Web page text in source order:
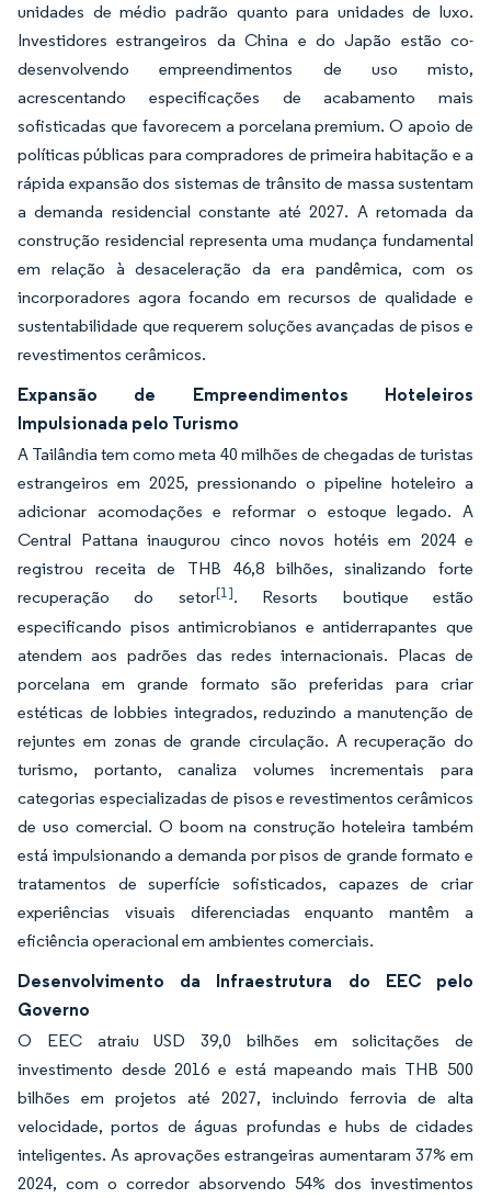
unidades de médio padrão quanto para unidades de luxo.
Investidores estrangeiros da China e do Japão estão co-
desenvolvendo empreendimentos de uso misto,
acrescentando especificações de acabamento mais
sofisticadas que favorecem a porcelana premium. O apoio de
políticas públicas para compradores de primeira habitação e a
rápida expansão dos sistemas de trânsito de massa sustentam
a demanda residencial constante até 2027. A retomada da
construção residencial representa uma mudança fundamental
em relação à desaceleração da era pandêmica, com os
incorporadores agora focando em recursos de qualidade e
sustentabilidade que requerem soluções avançadas de pisos e
revestimentos cerâmicos.
Expansão de Empreendimentos Hoteleiros
Impulsionada pelo Turismo
A Tailândia tem como meta 40 milhões de chegadas de turistas
estrangeiros em 2025, pressionando o pipeline hoteleiro a
adicionar acomodações e reformar o estoque legado. A
Central Pattana inaugurou cinco novos hotéis em 2024 e
registrou receita de THB 46,8 bilhões, sinalizando forte
recuperação do setor[1]. Resorts boutique estão
especificando pisos antimicrobianos e antiderrapantes que
atendem aos padrões das redes internacionais. Placas de
porcelana em grande formato são preferidas para criar
estéticas de lobbies integrados, reduzindo a manutenção de
rejuntes em zonas de grande circulação. A recuperação do
turismo, portanto, canaliza volumes incrementais para
categorias especializadas de pisos e revestimentos cerâmicos
de uso comercial. O boom na construção hoteleira também
está impulsionando a demanda por pisos de grande formato e
tratamentos de superfície sofisticados, capazes de criar
experiências visuais diferenciadas enquanto mantêm a
eficiência operacional em ambientes comerciais.
Desenvolvimento da Infraestrutura do EEC pelo
Governo
O EEC atraiu USD 39,0 bilhões em solicitações de
investimento desde 2016 e está mapeando mais THB 500
bilhões em projetos até 2027, incluindo ferrovia de alta
velocidade, portos de águas profundas e hubs de cidades
inteligentes. As aprovações estrangeiras aumentaram 37% em
2024, com o corredor absorvendo 54% dos investimentos